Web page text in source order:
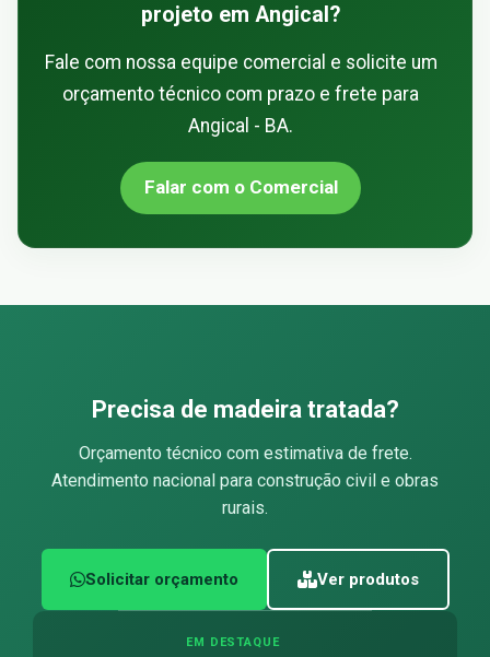
projeto em Angical?
Fale com nossa equipe comercial e solicite um
orçamento técnico com prazo e frete para
Angical - BA.
Falar com o Comercial
Precisa de madeira tratada?
Orçamento técnico com estimativa de frete.
Atendimento nacional para construção civil e obras
rurais.
Solicitar orçamento Ver produtos
EM DESTAQUE